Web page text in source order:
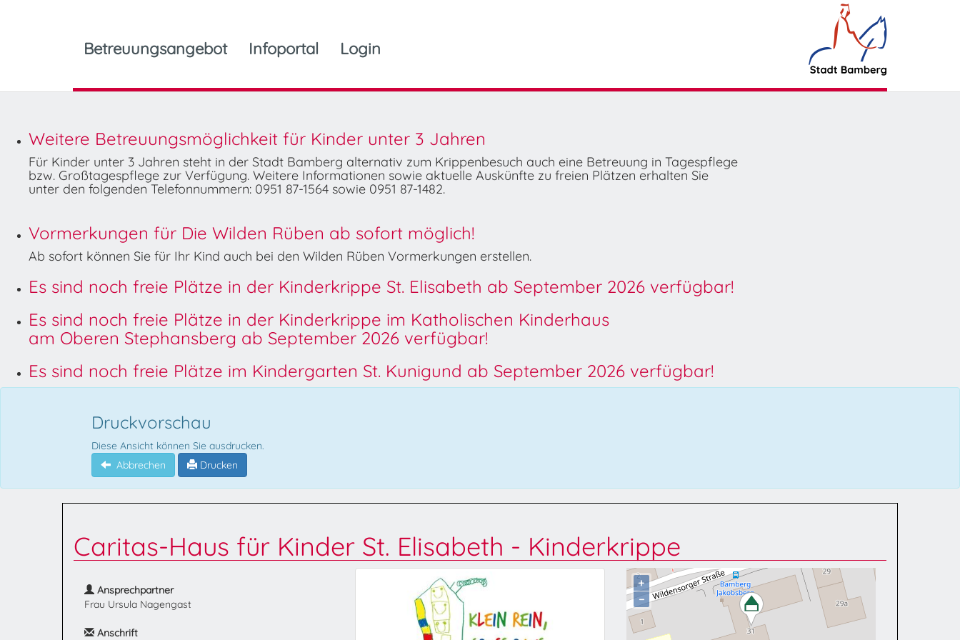
Betreuungsangebot Infoportal Login
Weitere Betreuungsmöglichkeit für Kinder unter 3 Jahren
Für Kinder unter 3 Jahren steht in der Stadt Bamberg alternativ zum Krippenbesuch auch eine Betreuung in Tagespflege
bzw. Großtagespflege zur Verfügung. Weitere Informationen sowie aktuelle Auskünfte zu freien Plätzen erhalten Sie
unter den folgenden Telefonnummern: 0951 87-1564 sowie 0951 87-1482.
Vormerkungen für Die Wilden Rüben ab sofort möglich!
Ab sofort können Sie für Ihr Kind auch bei den Wilden Rüben Vormerkungen erstellen.
Es sind noch freie Plätze in der Kinderkrippe St. Elisabeth ab September 2026 verfügbar!
Es sind noch freie Plätze in der Kinderkrippe im Katholischen Kinderhaus
am Oberen Stephansberg ab September 2026 verfügbar!
Es sind noch freie Plätze im Kindergarten St. Kunigund ab September 2026 verfügbar!
Druckvorschau
Diese Ansicht können Sie ausdrucken.
Abbrechen
Drucken
Caritas-Haus für Kinder St. Elisabeth - Kinderkrippe
Ansprechpartner
Frau Ursula Nagengast
Anschrift
+
−